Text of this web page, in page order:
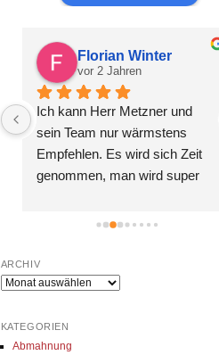
Florian Winter
vor 2 Jahren
Ich kann Herr Metzner und
sein Team nur wärmstens
Empfehlen. Es wird sich Zeit
genommen, man wird super
Möglichkeit gegeben meine
zahlen. So konnte ich mir aus
der Arbeitslosigkeit eine
- vielen Dank!
ARCHIV
Archiv
KATEGORIEN
Abmahnung